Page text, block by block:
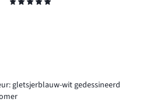
gletsjerblauw-wit gedessineerd